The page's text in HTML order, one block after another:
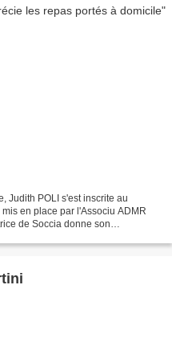
Judith POLI s'est inscrite au
en place par l'Associu ADMR
de Soccia donne son